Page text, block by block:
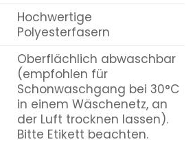
Hochwertige
Polyesterfasern
Oberflächlich abwaschbar
(empfohlen für
Schonwaschgang bei 30°C
in einem Wäschenetz, an
der Luft trocknen lassen).
Bitte Etikett beachten.